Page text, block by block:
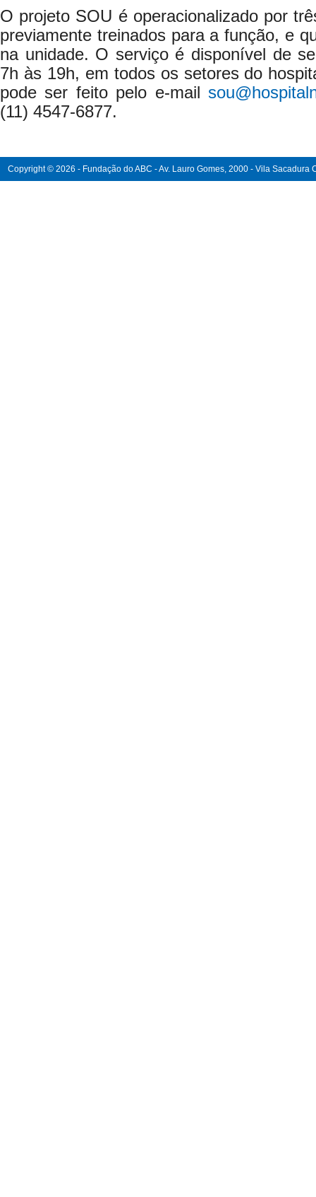
O projeto SOU é operacionalizado por
previamente treinados para a função, e
na unidade. O serviço é disponível de
7h às 19h, em todos os setores do
pode ser feito pelo e-mail
(11) 4547-6877.
Copyright © 2026 - Fundação do ABC - Av. Lauro Gomes, 2000 - Vila